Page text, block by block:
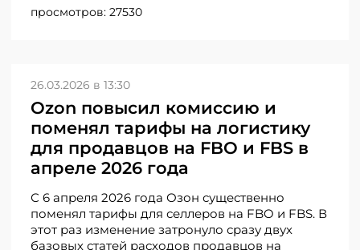
просмотров: 27530
26.03.2026 в 13:30
Ozon повысил комиссию и
поменял тарифы на логистику
для продавцов на FBO и FBS в
апреле 2026 года
С 6 апреля 2026 года Озон существенно
поменял тарифы для селлеров на FBO и FBS. В
этот раз изменение затронуло сразу двух
базовых статей расходов продавцов на